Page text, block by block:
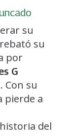
su
su
por
G
Con su
pierde a
del